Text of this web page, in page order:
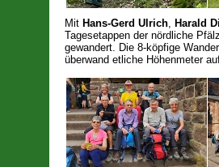
Mit Hans-Gerd Ulrich, Harald
Tagesetappen der nördliche
gewandert. Die 8-köpfige
überwand etliche Höhenmeter